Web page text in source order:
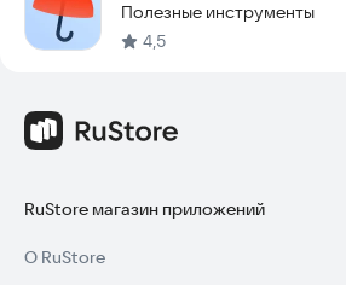
Полезные инструменты
4,5
RuStore магазин приложений
О RuStore